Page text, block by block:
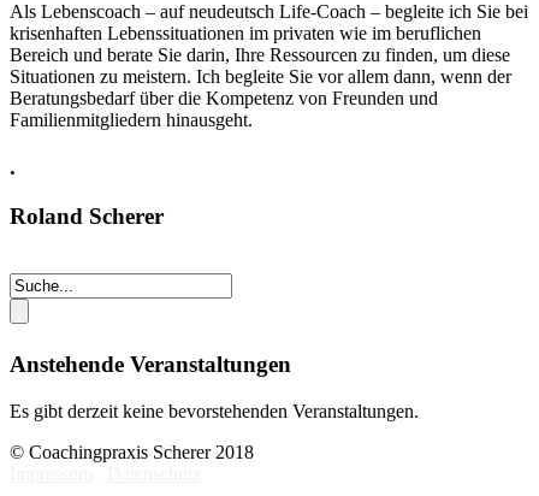
Als Lebenscoach – auf neudeutsch Life-Coach – begleite ich Sie bei
krisenhaften Lebenssituationen im privaten wie im beruflichen
Bereich und berate Sie darin, Ihre Ressourcen zu finden, um diese
Situationen zu meistern. Ich begleite Sie vor allem dann, wenn der
Beratungsbedarf über die Kompetenz von Freunden und
Familienmitgliedern hinausgeht.
.
Roland Scherer
Anstehende Veranstaltungen
Es gibt derzeit keine bevorstehenden Veranstaltungen.
© Coachingpraxis Scherer 2018